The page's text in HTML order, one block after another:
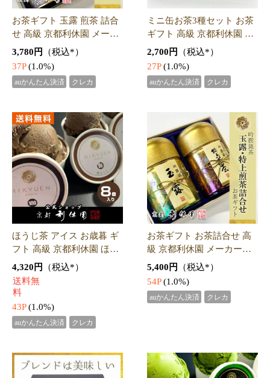
抹茶 アイス ギフト 高級 京
都利休園 メーカー直送 抹
茶アイス まったり宇治抹茶
お歳暮 お中元 贈り物 贈答
品
3,564円（税込*）
35P (1.0%)
お茶詰合せ お茶 ギフト 高
級 京都利休園 メーカー直
送 3大茶セット白・黒・紅
通常茶葉 お歳暮 母の日 父
の日 お中元 贈り物 贈答品
（税込*）
auかんたん決済 クレカ